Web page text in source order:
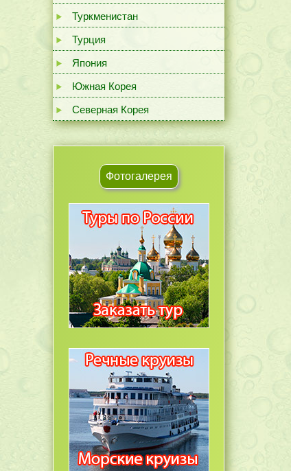
Туркменистан
Турция
Япония
Южная Корея
Северная Корея
Фотогалерея